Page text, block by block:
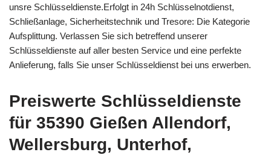
unsre Schlüsseldienste.Erfolgt in 24h Schlüsselnotdienst,
Schließanlage, Sicherheitstechnik und Tresore: Die Kategorie
Aufsplittung. Verlassen Sie sich betreffend unserer
Schlüsseldienste auf aller besten Service und eine perfekte
Anlieferung, falls Sie unser Schlüsseldienst bei uns erwerben.
Preiswerte Schlüsseldienste
für 35390 Gießen Allendorf,
Wellersburg, Unterhof,